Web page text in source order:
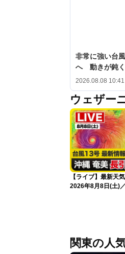
非常に強い台
へ 動きが鈍く
2026.08.08 10:41
ウェザー
【ライブ】最新天
2026年8月8日(土)
関東の人